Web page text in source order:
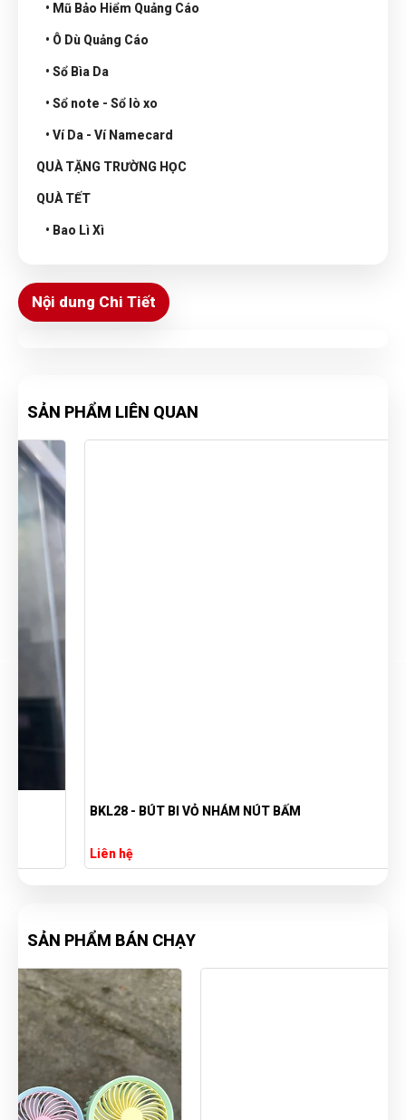
• Mũ Bảo Hiểm Quảng Cáo
• Ô Dù Quảng Cáo
• Sổ Bìa Da
• Sổ note - Sổ lò xo
• Ví Da - Ví Namecard
QUÀ TẶNG TRƯỜNG HỌC
QUÀ TẾT
• Bao Lì Xì
Nội dung Chi Tiết
SẢN PHẨM LIÊN QUAN
BKL28 - BÚT BI VỎ NHÁM NÚT BẤM
SẢN PHẨM BÁN CHẠY